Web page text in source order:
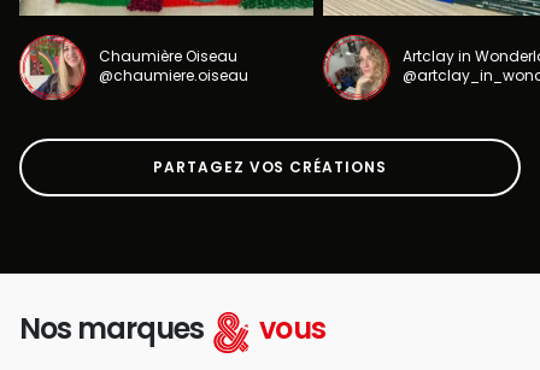
Chaumière Oiseau
@chaumiere.oiseau
Artclay in
PARTAGEZ VOS CRÉATIONS
Nos marques vous